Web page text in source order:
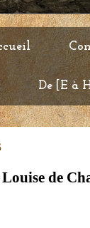
De [E à
Louise de